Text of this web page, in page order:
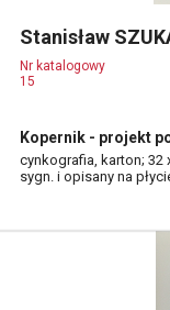
Stanisław
Nr katalogowy
15
Kopernik - projekt
cynkografia, karton; 32
sygn. i opisany na